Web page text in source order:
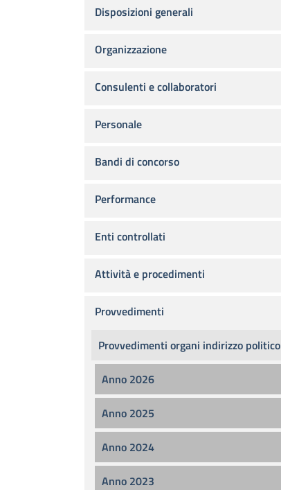
Disposizioni generali
Organizzazione
Consulenti e collaboratori
Personale
Bandi di concorso
Performance
Enti controllati
Attività e procedimenti
Provvedimenti
Provvedimenti organi indirizzo politico
Anno 2026
Anno 2025
Anno 2024
Anno 2023